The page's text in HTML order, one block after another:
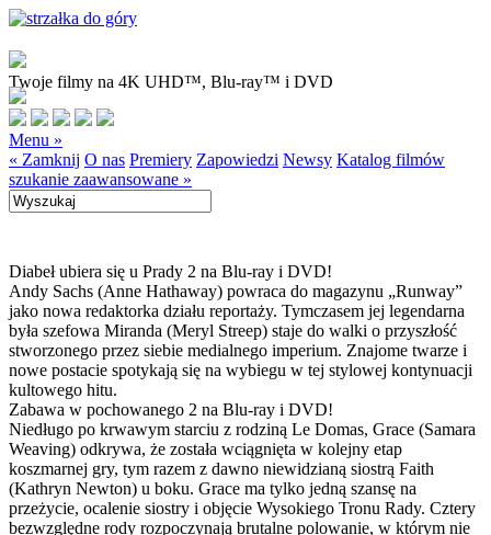
Twoje filmy na 4K UHD™, Blu-ray™ i DVD
Menu »
« Zamknij O nas Premiery Zapowiedzi Newsy Katalog filmów
szukanie zaawansowane »
Diabeł ubiera się u Prady 2 na Blu-ray i DVD!
Andy Sachs (Anne Hathaway) powraca do magazynu „Runway”
jako nowa redaktorka działu reportaży. Tymczasem jej legendarna
była szefowa Miranda (Meryl Streep) staje do walki o przyszłość
stworzonego przez siebie medialnego imperium. Znajome twarze i
nowe postacie spotykają się na wybiegu w tej stylowej kontynuacji
kultowego hitu.
Zabawa w pochowanego 2 na Blu-ray i DVD!
Niedługo po krwawym starciu z rodziną Le Domas, Grace (Samara
Weaving) odkrywa, że została wciągnięta w kolejny etap
koszmarnej gry, tym razem z dawno niewidzianą siostrą Faith
(Kathryn Newton) u boku. Grace ma tylko jedną szansę na
przeżycie, ocalenie siostry i objęcie Wysokiego Tronu Rady. Cztery
bezwzględne rody rozpoczynają brutalne polowanie, w którym nie